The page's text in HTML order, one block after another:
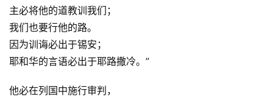
主必将他的道教训我们；
我们也要行他的路。
因为训诲必出于锡安；
耶和华的言语必出于耶路撒冷。”
他必在列国中施行审判，